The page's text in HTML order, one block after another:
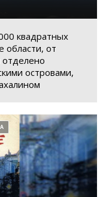
квадратных
области, от
отделено
островами,